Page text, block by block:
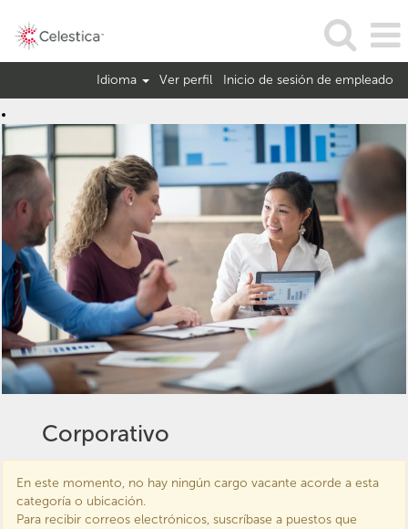
Idioma Ver perfil Inicio de sesión de empleado
Corporate
Jobs-
Mexico
Corporativo
gente tras bambalinas
para dirigir un negocio
mundial y
En este momento, no hay ningún cargo vacante acorde a esta
categoría o ubicación.
Para recibir correos electrónicos, suscríbase a puestos que